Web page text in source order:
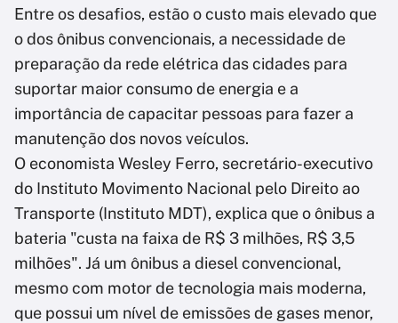
Entre os desafios, estão o custo mais elevado que
o dos ônibus convencionais, a necessidade de
preparação da rede elétrica das cidades para
suportar maior consumo de energia e a
importância de capacitar pessoas para fazer a
manutenção dos novos veículos.
O economista Wesley Ferro, secretário-executivo
do Instituto Movimento Nacional pelo Direito ao
Transporte (Instituto MDT), explica que o ônibus a
bateria "custa na faixa de R$ 3 milhões, R$ 3,5
milhões". Já um ônibus a diesel convencional,
mesmo com motor de tecnologia mais moderna,
que possui um nível de emissões de gases menor,